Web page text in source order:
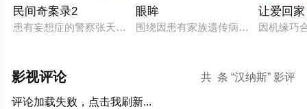
民间奇案录2
患有妄想症的警察张天盛遇上一起离奇的神像杀人事件，勘案
眼眸
围绕因患有家族遗传病而导致视力
让爱回家
因机缘巧
共 条 “汉纳斯” 影评
影视评论
评论加载失败，点击我刷新...